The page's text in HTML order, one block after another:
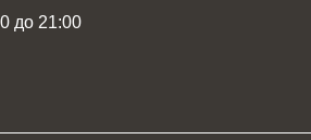
до 21:00